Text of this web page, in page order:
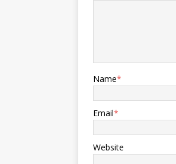
Name*
Email*
Website